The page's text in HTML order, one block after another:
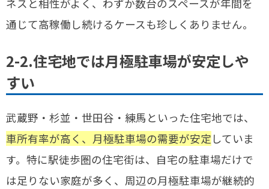
ネスと相性がよく、わずか数台のスペースが年間を
通じて高稼働し続けるケースも珍しくありません。
2-2.住宅地では月極駐車場が安定しや
すい
武蔵野・杉並・世田谷・練馬といった住宅地では、
車所有率が高く、月極駐車場の需要が安定 していま
す。特に駅徒歩圏の住宅街は、自宅の駐車場だけで
は足りない家庭が多く、周辺の月極駐車場が継続的